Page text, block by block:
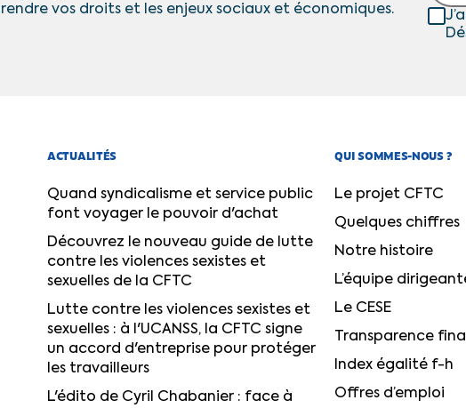
vos droits et les enjeux sociaux et économiques.
ACTUALITÉS
Quand syndicalisme et service public
font voyager le pouvoir d'achat
Découvrez le nouveau guide de lutte
contre les violences sexistes et
sexuelles de la CFTC
Lutte contre les violences sexistes et
sexuelles : à l'UCANSS, la CFTC signe
un accord d'entreprise pour protéger
les travailleurs
L'édito de Cyril Chabanier : face à
QUI SOMMES-NOUS ?
Le projet CFTC
Quelques chiffres
Notre histoire
L’équipe
Le CESE
Transparence
Index égalité f-h
Offres d’emploi